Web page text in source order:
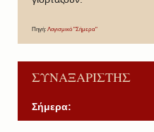
Πηγή: Λογισμικό "Σήμερα"
ΣΥΝΑΞΑΡΙΣΤΗΣ
Σήμερα: